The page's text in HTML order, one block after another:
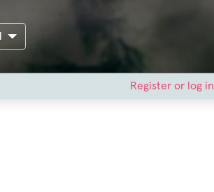
Register or log in